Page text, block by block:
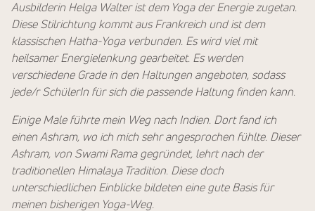
Ausbilderin Helga Walter ist dem Yoga der Energie zugetan.
Diese Stilrichtung kommt aus Frankreich und ist dem
klassischen Hatha-Yoga verbunden. Es wird viel mit
heilsamer Energielenkung gearbeitet. Es werden
verschiedene Grade in den Haltungen angeboten, sodass
jede/r SchülerIn für sich die passende Haltung finden kann.
Einige Male führte mein Weg nach Indien. Dort fand ich
einen Ashram, wo ich mich sehr angesprochen fühlte. Dieser
Ashram, von Swami Rama gegründet, lehrt nach der
traditionellen Himalaya Tradition. Diese doch
unterschiedlichen Einblicke bildeten eine gute Basis für
meinen bisherigen Yoga-Weg.